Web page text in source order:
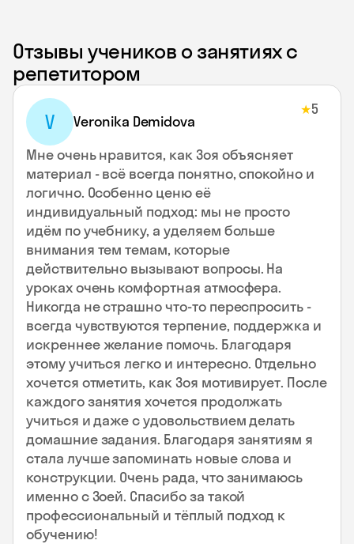
Отзывы учеников о занятиях с
репетитором
V Veronika Demidova
★5
Мне очень нравится, как Зоя объясняет
материал - всё всегда понятно, спокойно и
логично. Особенно ценю её
индивидуальный подход: мы не просто
идём по учебнику, а уделяем больше
внимания тем темам, которые
действительно вызывают вопросы. На
уроках очень комфортная атмосфера.
Никогда не страшно что-то переспросить -
всегда чувствуются терпение, поддержка и
искреннее желание помочь. Благодаря
этому учиться легко и интересно. Отдельно
хочется отметить, как Зоя мотивирует. После
каждого занятия хочется продолжать
учиться и даже с удовольствием делать
домашние задания. Благодаря занятиям я
стала лучше запоминать новые слова и
конструкции. Очень рада, что занимаюсь
именно с Зоей. Спасибо за такой
профессиональный и тёплый подход к
обучению!